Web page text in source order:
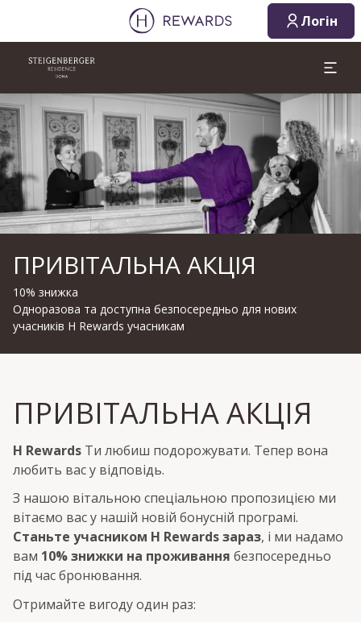
Логін
Слайд 1 з 1
ПРИВІТАЛЬНА АКЦІЯ
10% знижка
Одноразова та доступна безпосередньо для нових
учасників H Rewards учасникам
ПРИВІТАЛЬНА АКЦІЯ
H Rewards Ти любиш подорожувати. Тепер вона
любить вас у відповідь.
З нашою вітальною спеціальною пропозицією ми
вітаємо вас у нашій новій бонусній програмі.
Станьте учасником H Rewards зараз, і ми надамо
вам 10% знижки на проживання безпосередньо
під час бронювання.
Отримайте вигоду один раз: